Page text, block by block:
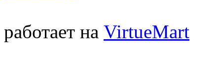
работает на VirtueMart